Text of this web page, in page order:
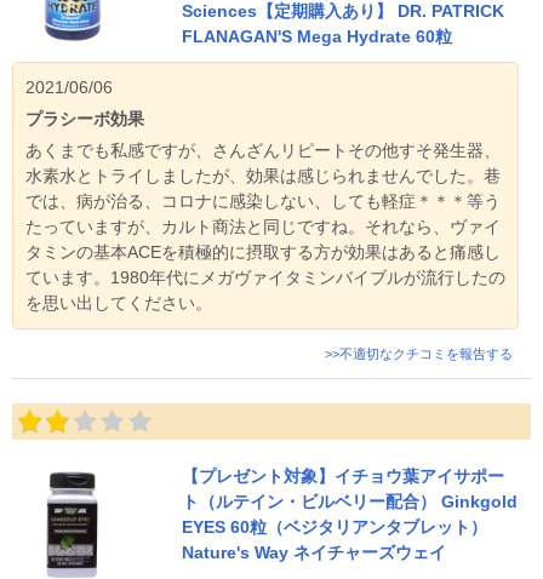
Sciences【定期購入あり】 DR. PATRICK
FLANAGAN'S Mega Hydrate 60粒
2021/06/06
プラシーボ効果
あくまでも私感ですが、さんざんリピートその他すそ発生器、
水素水とトライしましたが、効果は感じられませんでした。巷
では、病が治る、コロナに感染しない、しても軽症＊＊＊等う
たっていますが、カルト商法と同じですね。それなら、ヴァイ
タミンの基本ACEを積極的に摂取する方が効果はあると痛感し
ています。1980年代にメガヴァイタミンバイブルが流行したの
を思い出してください。
>>不適切なクチコミを報告する
【プレゼント対象】イチョウ葉アイサポー
ト（ルテイン・ビルベリー配合） Ginkgold
EYES 60粒（ベジタリアンタブレット）
Nature's Way ネイチャーズウェイ